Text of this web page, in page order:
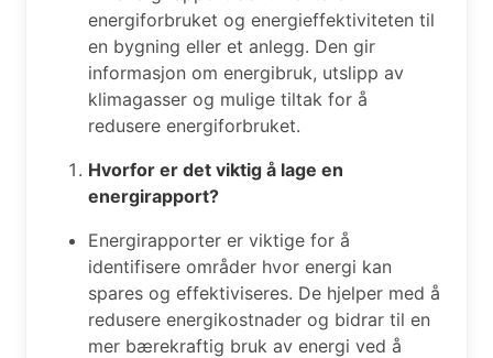
energiforbruket og energieffektiviteten til
en bygning eller et anlegg. Den gir
informasjon om energibruk, utslipp av
klimagasser og mulige tiltak for å
redusere energiforbruket.
Hvorfor er det viktig å lage en
energirapport?
Energirapporter er viktige for å
identifisere områder hvor energi kan
spares og effektiviseres. De hjelper med å
redusere energikostnader og bidrar til en
mer bærekraftig bruk av energi ved å